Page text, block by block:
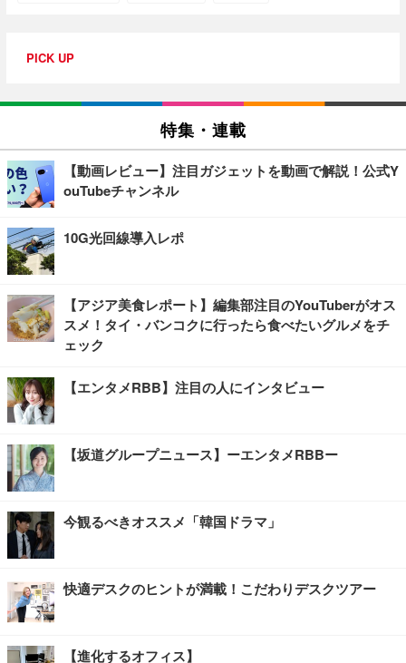
PICK UP
特集・連載
【動画レビュー】注目ガジェットを動画で解説！公式Y
ouTubeチャンネル
10G光回線導入レポ
【アジア美食レポート】編集部注目のYouTuberがオス
スメ！タイ・バンコクに行ったら食べたいグルメをチ
ェック
【エンタメRBB】注目の人にインタビュー
【坂道グループニュース】ーエンタメRBBー
今観るべきオススメ「韓国ドラマ」
快適デスクのヒントが満載！こだわりデスクツアー
【進化するオフィス】